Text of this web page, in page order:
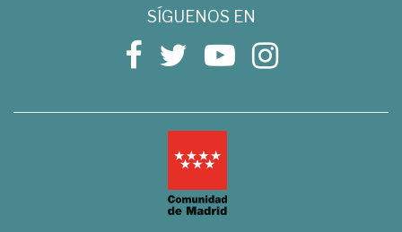
SÍGUENOS EN